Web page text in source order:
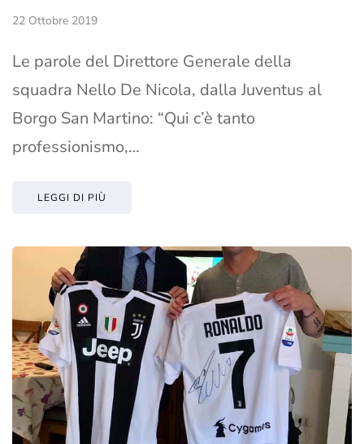
22 Ottobre 2019
Le parole del Direttore Generale della
squadra Nello De Nicola, dalla Juventus al
Borgo San Martino: “Qui c’è tanto
professionismo,…
LEGGI DI PIÙ